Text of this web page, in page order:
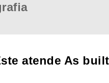
atende As